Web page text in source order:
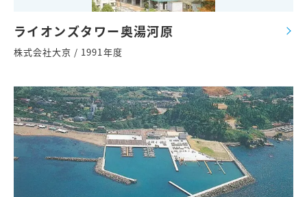
ライオンズタワー奥湯河原
株式会社大京 / 1991年度